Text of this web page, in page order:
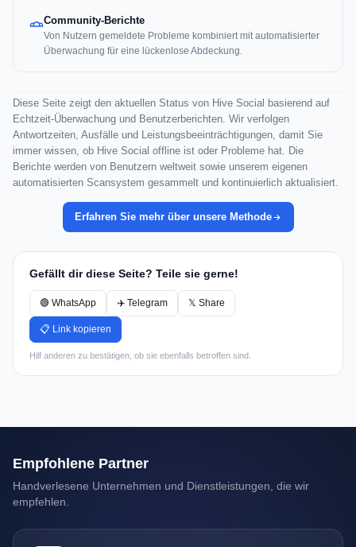
Community-Berichte
Von Nutzern gemeldete Probleme kombiniert mit automatisierter
Überwachung für eine lückenlose Abdeckung.
Diese Seite zeigt den aktuellen Status von Hive Social basierend auf
Echtzeit-Überwachung und Benutzerberichten. Wir verfolgen
Antwortzeiten, Ausfälle und Leistungsbeeinträchtigungen, damit Sie
immer wissen, ob Hive Social offline ist oder Probleme hat. Die
Berichte werden von Benutzern weltweit sowie unserem eigenen
automatisierten Scansystem gesammelt und kontinuierlich aktualisiert.
Erfahren Sie mehr über unsere Methode
Gefällt dir diese Seite? Teile sie gerne!
🟢 WhatsApp ✈️ Telegram 𝕏 Share
📋 Link kopieren
Hilf anderen zu bestätigen, ob sie ebenfalls betroffen sind.
Empfohlene Partner
Handverlesene Unternehmen und Dienstleistungen, die wir
empfehlen.